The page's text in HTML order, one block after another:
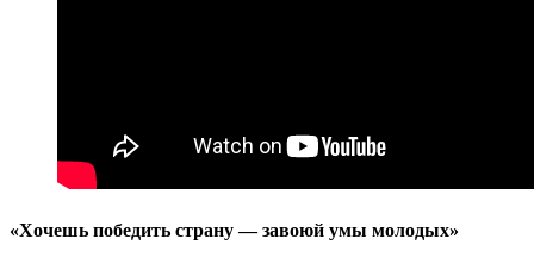
«Хочешь победить страну — завоюй умы молодых»